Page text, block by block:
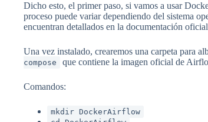
Dicho esto, el primer paso, si vamos a usar
proceso puede variar dependiendo del sistema
encuentran detallados en la documentación
Una vez instalado, crearemos una carpeta para
compose
que contiene la imagen oficial de
Comandos:
mkdir DockerAirflow